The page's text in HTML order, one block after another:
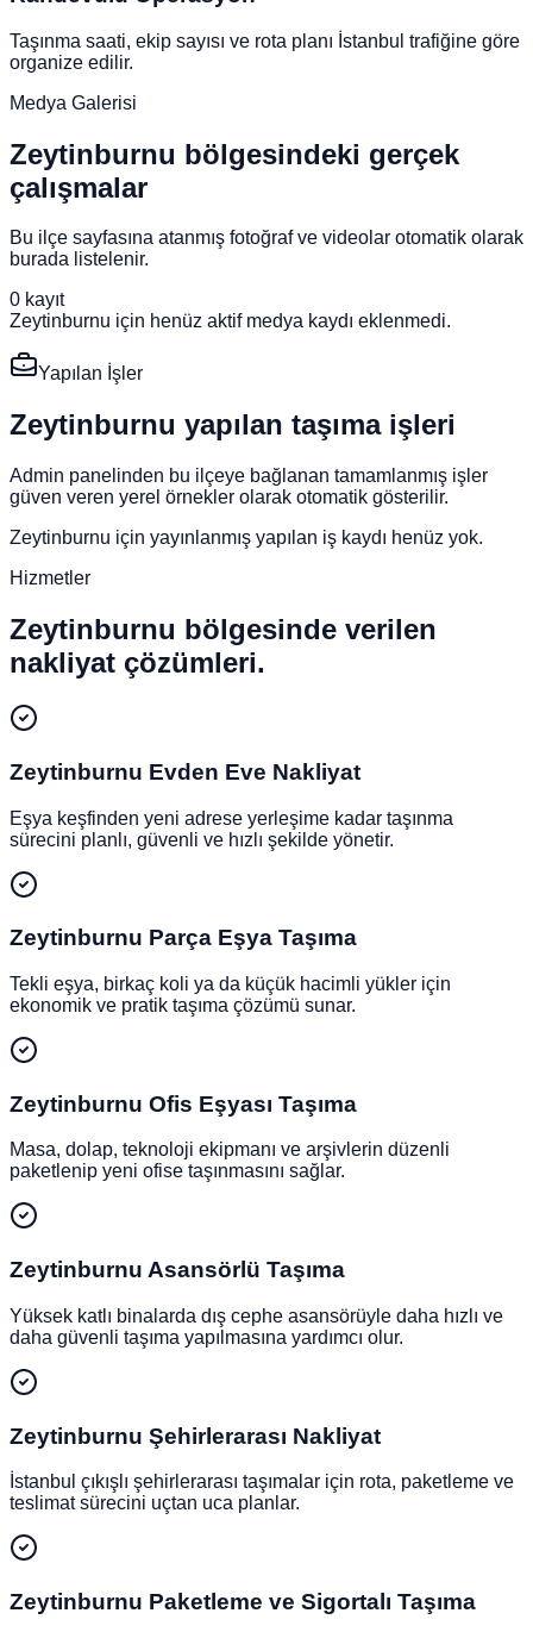
Taşınma saati, ekip sayısı ve rota planı İstanbul trafiğine göre
organize edilir.
Medya Galerisi
Zeytinburnu bölgesindeki gerçek
çalışmalar
Bu ilçe sayfasına atanmış fotoğraf ve videolar otomatik olarak
burada listelenir.
0 kayıt
Zeytinburnu için henüz aktif medya kaydı eklenmedi.
Yapılan İşler
Zeytinburnu yapılan taşıma işleri
Admin panelinden bu ilçeye bağlanan tamamlanmış işler
güven veren yerel örnekler olarak otomatik gösterilir.
Zeytinburnu için yayınlanmış yapılan iş kaydı henüz yok.
Hizmetler
Zeytinburnu bölgesinde verilen
nakliyat çözümleri.
Zeytinburnu Evden Eve Nakliyat
Eşya keşfinden yeni adrese yerleşime kadar taşınma
sürecini planlı, güvenli ve hızlı şekilde yönetir.
Zeytinburnu Parça Eşya Taşıma
Tekli eşya, birkaç koli ya da küçük hacimli yükler için
ekonomik ve pratik taşıma çözümü sunar.
Zeytinburnu Ofis Eşyası Taşıma
Masa, dolap, teknoloji ekipmanı ve arşivlerin düzenli
paketlenip yeni ofise taşınmasını sağlar.
Zeytinburnu Asansörlü Taşıma
Yüksek katlı binalarda dış cephe asansörüyle daha hızlı ve
daha güvenli taşıma yapılmasına yardımcı olur.
Zeytinburnu Şehirlerarası Nakliyat
İstanbul çıkışlı şehirlerarası taşımalar için rota, paketleme ve
teslimat sürecini uçtan uca planlar.
Zeytinburnu Paketleme ve Sigortalı Taşıma